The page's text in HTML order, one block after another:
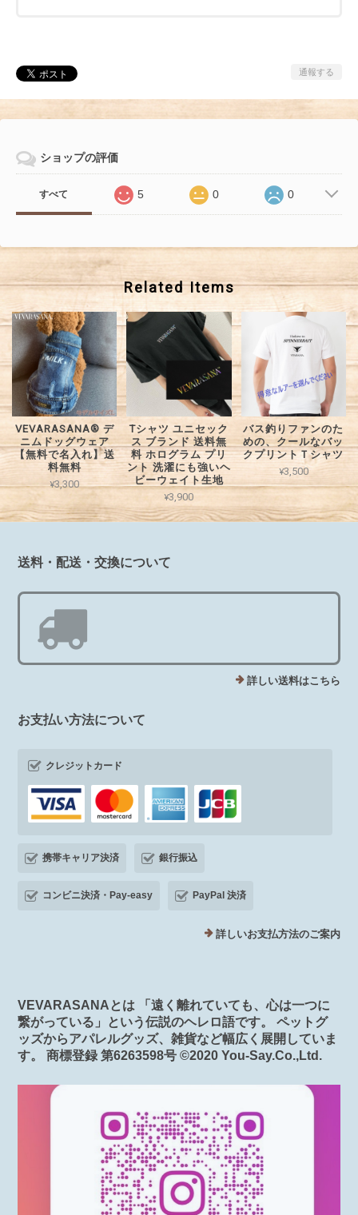
通報する
ショップの評価
すべて 5 0 0
Related Items
VEVARASANA®︎ デ
ニムドッグウェア
【無料で名入れ】送
料無料
¥3,300
Tシャツ ユニセック
ス ブランド 送料無
料 ホログラム プリ
ント 洗濯にも強いヘ
ビーウェイト生地
¥3,900
バス釣りファンのた
めの、クールなバッ
クプリントＴシャツ
¥3,500
送料・配送・交換について
詳しい送料はこちら
お支払い方法について
クレジットカード
携帯キャリア決済 銀行振込
コンビニ決済・Pay-easy PayPal 決済
詳しいお支払方法のご案内
VEVARASANAとは 「遠く離れていても、心は一つに
繋がっている」という伝説のヘレロ語です。 ペットグ
ッズからアパレルグッズ、雑貨など幅広く展開していま
す。 商標登録 第6263598号 ©️2020 You-Say.Co.,Ltd.